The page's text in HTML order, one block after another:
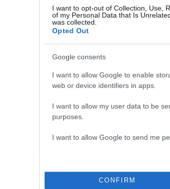
I want to opt-out of Collection, Use,
of my Personal Data that Is
was collected.
Opted Out
Google consents
I want to allow Google to enable
web or device identifiers in apps.
I want to allow my user data to be
purposes.
I want to allow Google to send me
CONFIRM